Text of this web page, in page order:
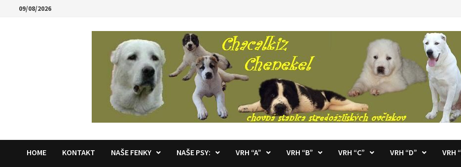
09/08/2026
HOME KONTAKT NAŠE FENKY NAŠE PSY: VRH “A” VRH “B” VRH “C” VRH “D” VRH